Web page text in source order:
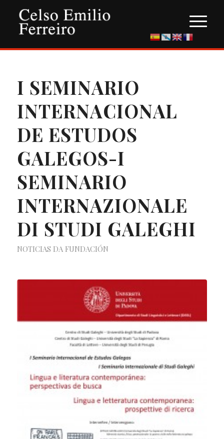
I SEMINARIO
INTERNACIONAL
DE ESTUDOS
GALEGOS-I
SEMINARIO
INTERNAZIONALE
DI STUDI GALEGHI
NOTICIAS DA FUNDACIÓN